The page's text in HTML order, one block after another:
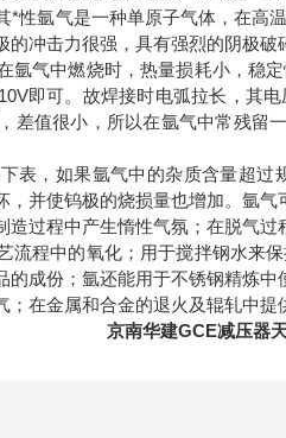
*性氩气是一种单原子气体，在
冲击力很强，具有强烈的阴极破
氩气中燃烧时，热量损耗小，稳
即可。故焊接时电弧拉长，其
差值很小，所以在氩气中常残留
表，如果氩气中的杂质含量超
并使钨极的烧损量也增加。氩气
过程中产生惰性气氛；在脱气
流程中的氧化；用于搅拌钢水来
成份；氩还能用于不锈钢精炼
气；在金属和合金的退火及
京南华建GCE减压器